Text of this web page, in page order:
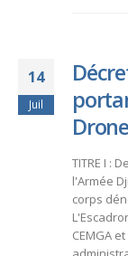
14
Juil
TITRE I :
l'Armée
corps
CEMGA